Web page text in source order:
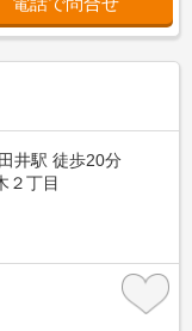
井駅 徒歩20分
２丁目